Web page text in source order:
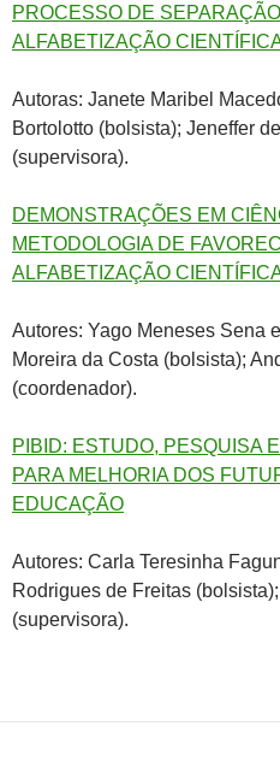
PROCESSO DE
ALFABETIZAÇÃO
Autoras: Janete Maribel
Bortolotto (bolsista); Jeneffer
(supervisora).
DEMONSTRAÇÕES EM
METODOLOGIA DE
ALFABETIZAÇÃO
Autores: Yago Meneses Sena
Moreira da Costa (bolsista);
(coordenador).
PIBID: ESTUDO, PESQUISA
PARA MELHORIA DOS
EDUCAÇÃO
Autores: Carla Teresinha
Rodrigues de Freitas
(supervisora).